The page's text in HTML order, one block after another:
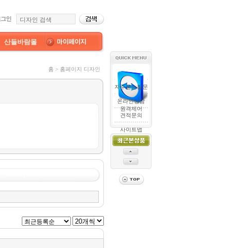
산들바람몰
홈 > 홈페이지 디자인
원격제어
자주묻는질문
온라인상담
견적문의
사이트맵